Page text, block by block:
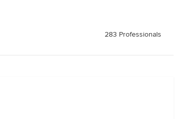
283 Professionals